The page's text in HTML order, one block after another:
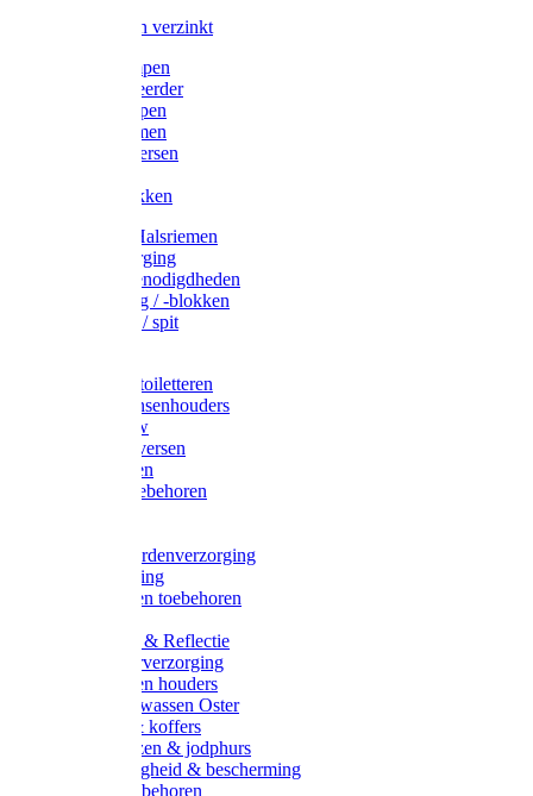
Voerbakken verzinkt
Warmtelampen
Staartcoupeerder
Biggenkappen
Neuskrammen
Varken diversen
Varkensbakken
Halsters / Halsriemen
Hoefverzorging
Lammer benodigdheden
Ramdektuig / -blokken
Vastzetpen / spit
Poetsen & toiletteren
Zadel-/Trensenhouders
Halstertouw
Halsters diversen
Hoofdstellen
Zadel & toebehoren
Rapide paardenverzorging
Ruiter kleding
Hoofdstellen toebehoren
Verlichting & Reflectie
Rapide leerverzorging
Likstenen en houders
Poetsen & wassen Oster
Poetssets & koffers
Ruiter laarzen & jodphurs
Ruiter veiligheid & bescherming
Ruiter - toebehoren